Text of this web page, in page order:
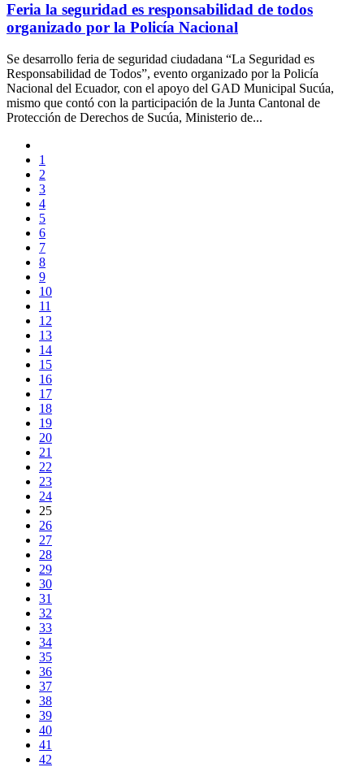
Feria la seguridad es responsabilidad de todos
organizado por la Policía Nacional
Se desarrollo feria de seguridad ciudadana “La Seguridad es
Responsabilidad de Todos”, evento organizado por la Policía
Nacional del Ecuador, con el apoyo del GAD Municipal Sucúa,
mismo que contó con la participación de la Junta Cantonal de
Protección de Derechos de Sucúa, Ministerio de...
1
2
3
4
5
6
7
8
9
10
11
12
13
14
15
16
17
18
19
20
21
22
23
24
25
26
27
28
29
30
31
32
33
34
35
36
37
38
39
40
41
42